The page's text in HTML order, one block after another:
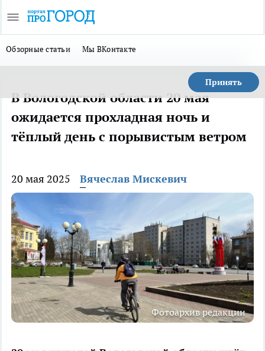
Обзорные статьи Мы ВКонтакте
Принять
В Вологодской области 20 мая
ожидается прохладная ночь и
тёплый день с порывистым ветром
20 мая 2025 Вячеслав Мискевич
Фотоархив редакции